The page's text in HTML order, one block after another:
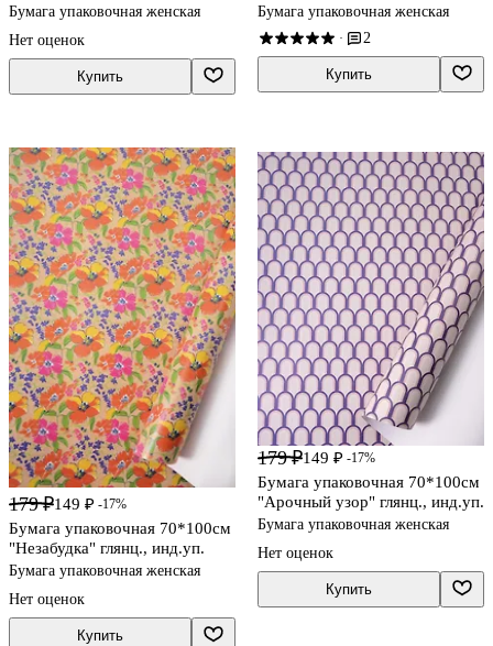
Бумага упаковочная женская
Нет оценок
Купить
Бумага упаковочная женская
· 2
Купить
179 ₽149 ₽ -17%
Бумага упаковочная 70*100см
"Незабудка" глянц., инд.уп.
Бумага упаковочная женская
Нет оценок
Купить
179 ₽149 ₽ -17%
Бумага упаковочная 70*100см
"Арочный узор" глянц., инд.уп.
Бумага упаковочная женская
Нет оценок
Купить